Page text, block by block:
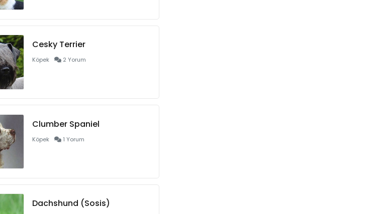
Cesky Terrier
Köpek 2 Yorum
Clumber Spaniel
Köpek 1 Yorum
Dachshund (Sosis)